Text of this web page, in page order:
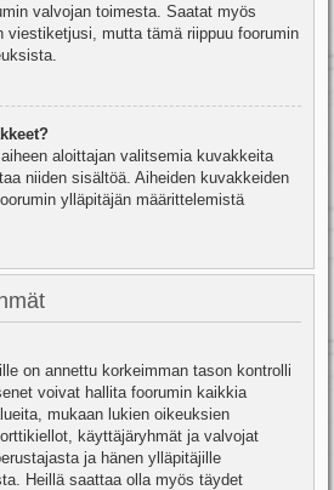
valvojan toimesta. Saatat myös
viestiketjusi, mutta tämä riippuu foorumin
aloittajan valitsemia kuvakkeita
niiden sisältöä. Aiheiden kuvakkeiden
ylläpitäjän määrittelemistä
on annettu korkeimman tason kontrolli
voivat hallita foorumin kaikkia
mukaan lukien oikeuksien
käyttäjäryhmät ja valvojat
ja hänen ylläpitäjille
Heillä saattaa olla myös täydet